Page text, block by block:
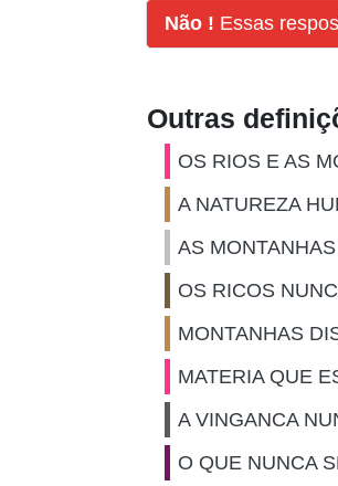
Não ! Essas
Outras
OS RIOS E AS
A NATUREZA
AS
OS RICOS
MONTANHAS
MATERIA QUE
A VINGANCA
O QUE NUNCA